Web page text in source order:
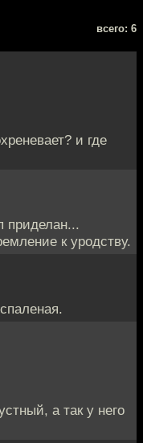
всего: 6
и где
приделан...
к уродству.
а так у него